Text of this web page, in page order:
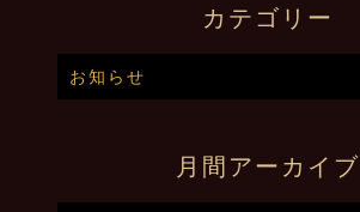
カテゴリー
お知らせ
月間アーカイブ